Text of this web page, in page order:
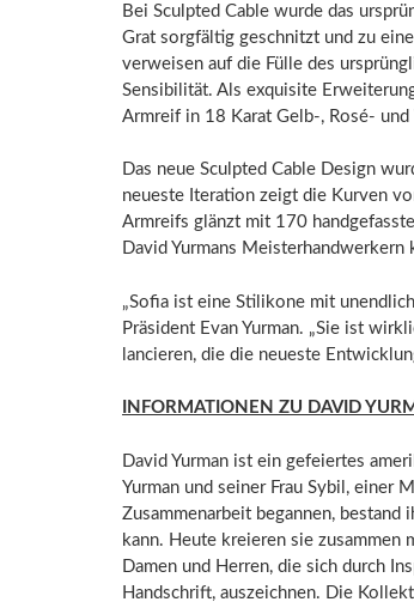
Bei Sculpted Cable wurde das
Grat sorgfältig geschnitzt und zu
verweisen auf die Fülle des
Sensibilität. Als exquisite
Armreif in 18 Karat Gelb-, Rosé-
Das neue Sculpted Cable Design
neueste Iteration zeigt die Kurven
Armreifs glänzt mit 170
David Yurmans
„Sofia ist eine Stilikone mit
Präsident Evan Yurman. „Sie ist
lancieren, die die neueste
INFORMATIONEN ZU DAVID
David Yurman ist ein gefeiertes
Yurman und seiner Frau Sybil, einer
Zusammenarbeit begannen,
kann. Heute kreieren sie
Damen und Herren, die sich durch
Handschrift, auszeichnen. Die